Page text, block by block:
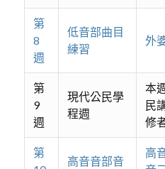
第
8
週
低音部曲目
練習
外
第
9
週
現代公民學
程週
本
民
修
第
高音音部音
高